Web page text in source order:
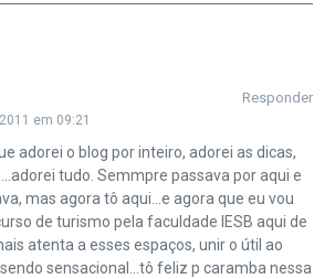
em 09:21
Responder
adorei o blog por inteiro, adorei as dicas,
tudo. Semmpre passava por aqui e
mas agora tô aqui…e agora que eu vou
de turismo pela faculdade IESB aqui de
atenta a esses espaços, unir o útil ao
sensacional…tô feliz p caramba nessa